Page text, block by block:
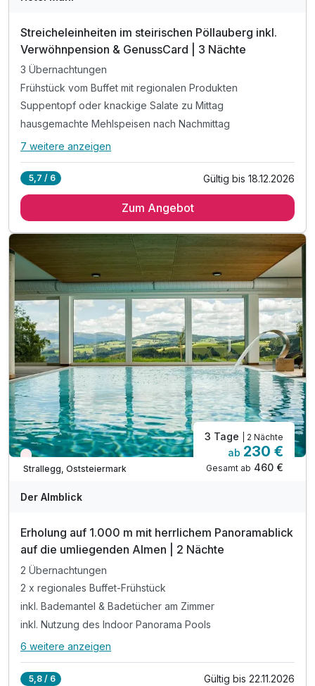
Streicheleinheiten im steirischen Pöllauberg inkl.
Verwöhnpension & GenussCard | 3 Nächte
3 Übernachtungen
Frühstück vom Buffet mit regionalen Produkten
Suppentopf oder knackige Salate zu Mittag
hausgemachte Mehlspeisen nach Nachmittag
Alle Inklusivleistungen
Frühstück vom Buffet mit regionalen Produkten
hausgemachte Mehlspeisen nach Nachmittag
5-Gang Abendmenü mit Salat- und Käsebuffet
inkl. GenussCard - über 280 Ausflugsziele*
inkl. Nutzung des Wellnessgarten & Saunalandschaft
ganzjährig beheizten Außenpool & Whirlpool
Adults Only Spa & Familien Spa
inkl. Tasche mit Bademantel & Saunatücher
inkl. Streichelzoo, Ponyreiten, Spielwiese & mehr!
7 weitere anzeigen
5,7 / 6 Gültig bis 18.12.2026
Zum Angebot
Wieder frei ab September
Strallegg, Oststeiermark
3 Tage | 2 Nächte
ab 230 €
Gesamt ab 460 €
Der Almblick
Erholung auf 1.000 m mit herrlichem Panoramablick
auf die umliegenden Almen | 2 Nächte
2 Übernachtungen
2 x regionales Buffet-Frühstück
inkl. Bademantel & Badetücher am Zimmer
inkl. Nutzung des Indoor Panorama Pools
Alle Inklusivleistungen
6 weitere anzeigen
5,8 / 6 Gültig bis 22.11.2026